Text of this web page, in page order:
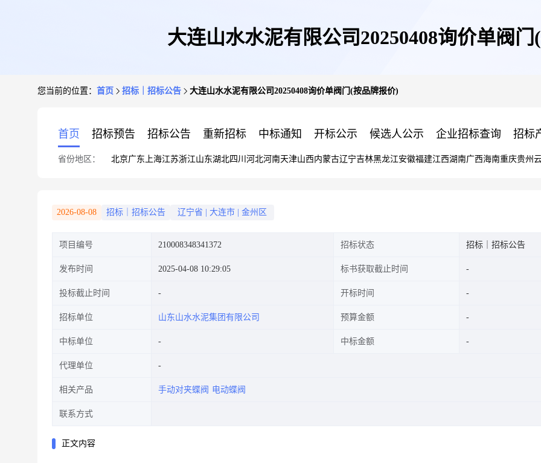
大连山水水泥有限公司20250408询价单阀
您当前的位置： 首页 招标｜招标公告 大连山水水泥有限公司20250408询价单阀门(按品牌报价)
首页 招标预告 招标公告 重新招标 中标通知 开标公示 候选人公示 企业招标查询 招标
省份地区： 北京广东 上海江苏浙江山东湖北四川 河北河南天津山西内蒙古辽宁吉林黑龙江安徽福建江西湖南广西海南重庆贵州
2026-08-08 招标｜招标公告 辽宁省 大连市 金州区
项目编号 210008348341372 招标状态 招标｜招标公告
发布时间 2025-04-08 10:29:05 标书获取截止时间
投标截止时间 开标时间
招标单位 山东山水水泥集团有限公司 预算金额
中标单位 中标金额
代理单位
相关产品 手动对夹蝶阀 电动蝶阀
联系方式
正文内容